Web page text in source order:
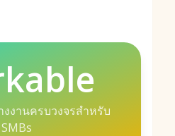
งานครบวงจรสำหรับ
SMBs